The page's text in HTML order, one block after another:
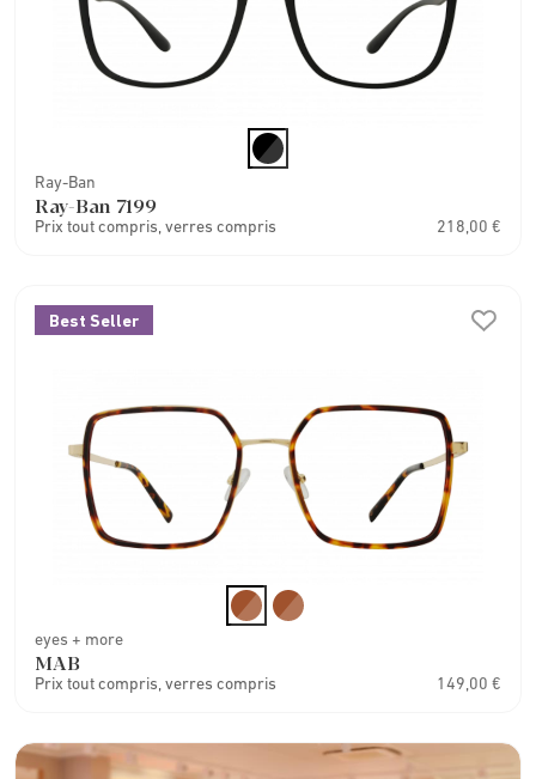
Ray-Ban
Ray-Ban 7199
Prix tout compris, verres compris 218,00 €
Best Seller
eyes + more
MAB
Prix tout compris, verres compris 149,00 €